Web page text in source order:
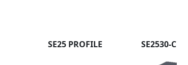
SE25 PROFILE SE2530-